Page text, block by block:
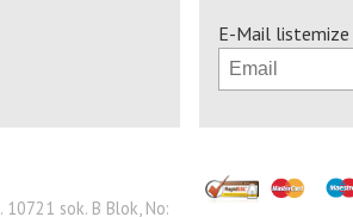
E-Mail listemize
10721 sok. B Blok, No: